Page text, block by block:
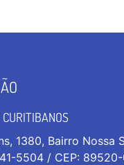
1380, Bairro Nossa
5504 / CEP: